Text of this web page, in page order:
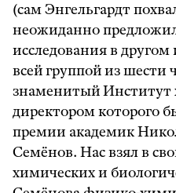
(сам Энгельгардт
неожиданно
исследования в
всей группой из шести
знаменитый Институт
директором которого
премии академик
Семёнов. Нас взял в
химических и